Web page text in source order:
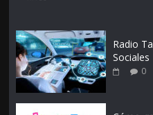
Radio
Sociales
0